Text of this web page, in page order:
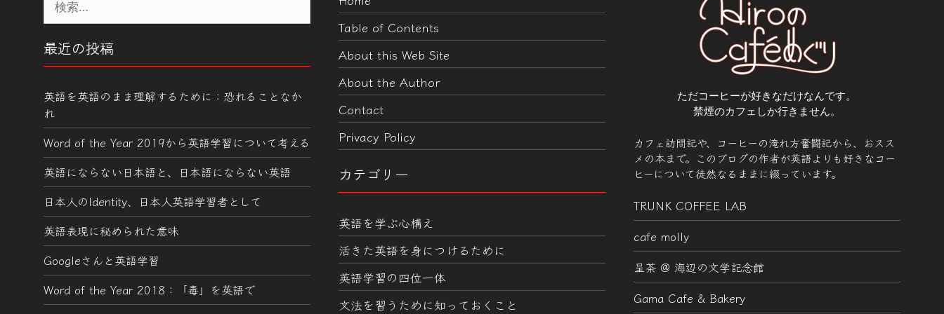
索:
最近の投稿
英語を英語のまま理解するために：恐れることなか
れ
Word of the Year 2019から英語学習について考える
英語にならない日本語と、日本語にならない英語
日本人のIdentity、日本人英語学習者として
英語表現に秘められた意味
Googleさんと英語学習
Word of the Year 2018：「毒」を英語で
Table of Contents
About this Web Site
About the Author
Contact
Privacy Policy
カテゴリー
英語を学ぶ心構え
活きた英語を身につけるために
英語学習の四位一体
文法を習うために知っておくこと
ただコーヒーが好きなだけなんです。
禁煙のカフェしか行きません。
カフェ訪問記や、コーヒーの淹れ方奮闘記から、おスス
メの本まで。このブログの作者が英語よりも好きなコー
ヒーについて徒然なるままに綴っています。
TRUNK COFFEE LAB
cafe molly
呈茶 @ 海辺の文学記念館
Gama Cafe & Bakery